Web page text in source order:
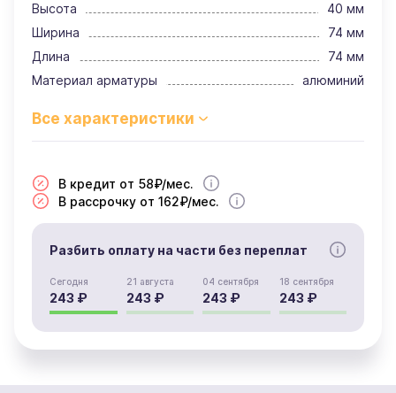
Высота
40 мм
Ширина
74 мм
Длина
74 мм
Материал арматуры
алюминий
В кредит от 58₽/мес.
В рассрочку от 162₽/мес.
Разбить оплату на части без переплат
Сегодня
243 ₽
21 августа
243 ₽
04 сентября
243 ₽
18 сентября
243 ₽